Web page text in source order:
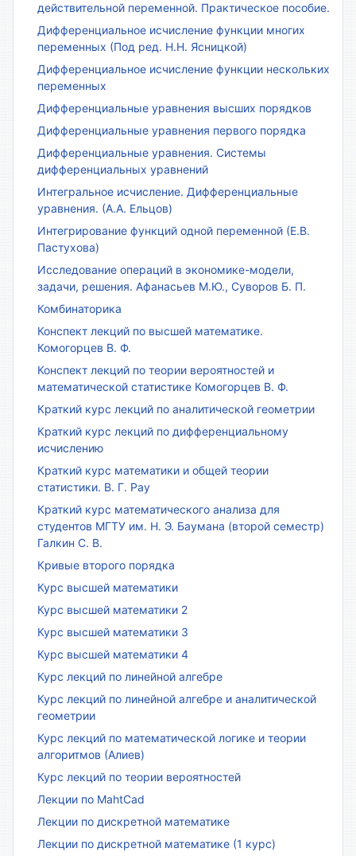
действительной переменной. Практическое пособие.
Дифференциальное исчисление функции многих
переменных (Под ред. Н.Н. Ясницкой)
Дифференциальное исчисление функции нескольких
переменных
Дифференциальные уравнения высших порядков
Дифференциальные уравнения первого порядка
Дифференциальные уравнения. Системы
дифференциальных уравнений
Интегральное исчисление. Дифференциальные
уравнения. (А.А. Ельцов)
Интегрирование функций одной переменной (Е.В.
Пастухова)
Исследование операций в экономике-модели,
задачи, решения. Афанасьев М.Ю., Суворов Б. П.
Комбинаторика
Конспект лекций по высшей математике.
Комогорцев В. Ф.
Конспект лекций по теории вероятностей и
математической статистике Комогорцев В. Ф.
Краткий курс лекций по аналитической геометрии
Краткий курс лекций по дифференциальному
исчислению
Краткий курс математики и общей теории
статистики. В. Г. Рау
Краткий курс математического анализа для
студентов МГТУ им. Н. Э. Баумана (второй семестр)
Галкин С. В.
Кривые второго порядка
Курс высшей математики
Курс высшей математики 2
Курс высшей математики 3
Курс высшей математики 4
Курс лекций по линейной алгебре
Курс лекций по линейной алгебре и аналитической
геометрии
Курс лекций по математической логике и теории
алгоритмов (Алиев)
Курс лекций по теории вероятностей
Лекции по MahtCad
Лекции по дискретной математике
Лекции по дискретной математике (1 курс)